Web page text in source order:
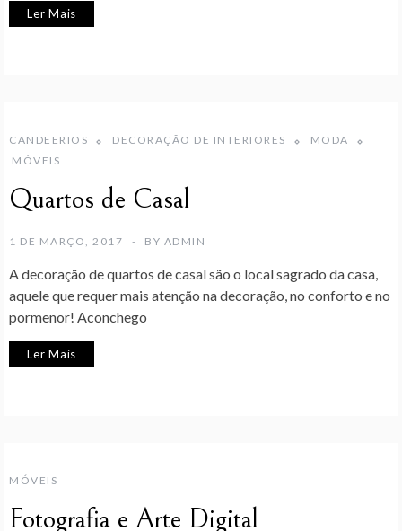
Ler Mais
CANDEERIOS DECORAÇÃO DE INTERIORES
MODA
MÓVEIS
Quartos de Casal
1 DE MARÇO, 2017 BY ADMIN
A decoração de quartos de casal são o local sagrado da casa,
aquele que requer mais atenção na decoração, no conforto e no
pormenor! Aconchego
Ler Mais
MÓVEIS
Fotografia e Arte Digital